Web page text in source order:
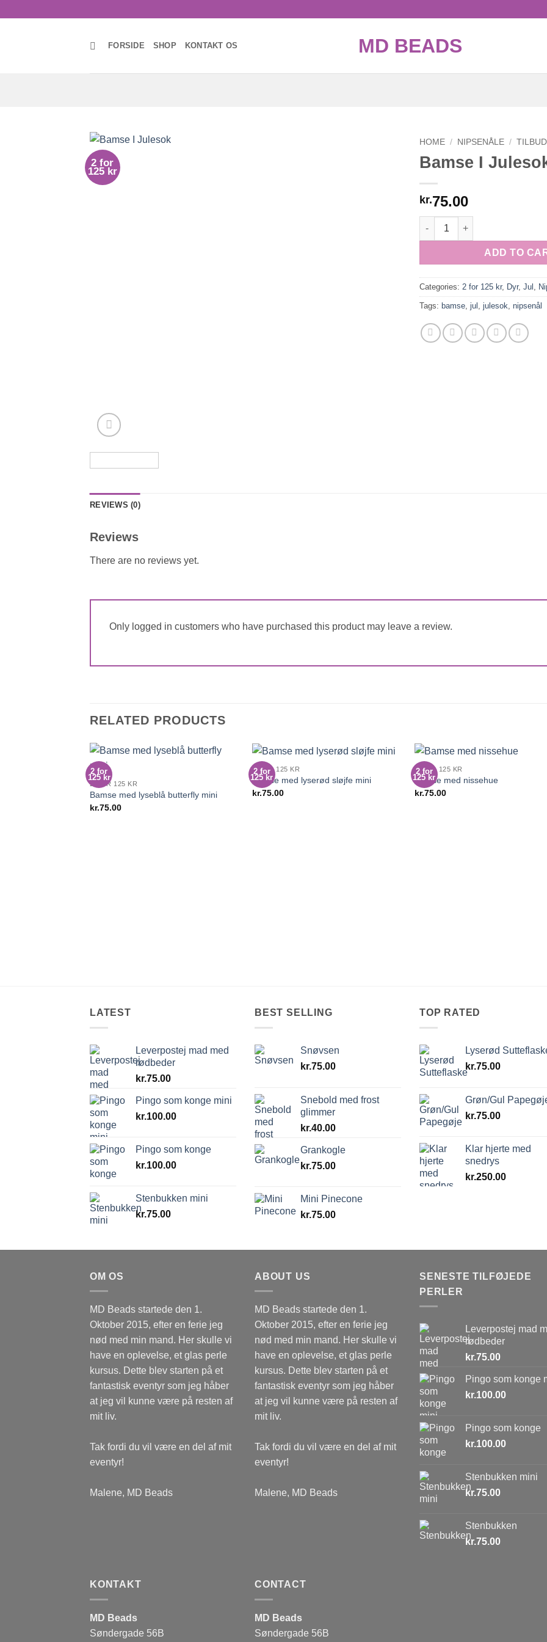
MD BEADS
FORSIDE SHOP KONTAKT OS
2 for
125 kr
HOME / NIPSENÅLE / TILBUD
Bamse I
kr.75.00
Bamse I Julesok quantity
ADD TO
Categories: 2 for 125 kr, Dyr, Jul
Tags: bamse jul julesok nipsenål
REVIEWS (0)
Reviews
There are no reviews yet.
Only logged in customers who have purchased this product may leave a review.
RELATED PRODUCTS
2 for
125 kr
2 FOR 125 KR
Bamse med lyseblå butterfly mini
kr.75.00
2 for
125 kr
2 FOR 125 KR
Bamse med lyserød sløjfe mini
kr.75.00
2 for
125 kr
2 FOR 125 KR
Bamse med nissehue
kr.75.00
LATEST
Leverpostej mad med
rødbeder
kr.75.00
Pingo som konge mini
kr.100.00
Pingo som konge
kr.100.00
Stenbukken mini
kr.75.00
BEST SELLING
Snøvsen
kr.75.00
Snebold med frost
glimmer
kr.40.00
Grankogle
kr.75.00
Mini Pinecone
kr.75.00
TOP RATED
Lyserød
kr.75.00
Grøn/Gul
kr.75.00
Klar hjerte med
snedrys
kr.250.00
OM OS
MD Beads startede den 1.
Oktober 2015, efter en ferie jeg
nød med min mand. Her skulle vi
have en oplevelse, et glas perle
kursus. Dette blev starten på et
fantastisk eventyr som jeg håber
at jeg vil kunne være på resten af
mit liv.
Tak fordi du vil være en del af mit
eventyr!
Malene, MD Beads
ABOUT US
MD Beads startede den 1.
Oktober 2015, efter en ferie jeg
nød med min mand. Her skulle vi
have en oplevelse, et glas perle
kursus. Dette blev starten på et
fantastisk eventyr som jeg håber
at jeg vil kunne være på resten af
mit liv.
Tak fordi du vil være en del af mit
eventyr!
Malene, MD Beads
SENESTE TILFØJEDE
PERLER
Leverpostej mad
rødbeder
kr.75.00
Pingo som konge
kr.100.00
Pingo som konge
kr.100.00
Stenbukken mini
kr.75.00
Stenbukken
kr.75.00
KONTAKT
MD Beads
Søndergade 56B
CONTACT
MD Beads
Søndergade 56B